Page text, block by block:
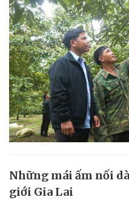
Những mái ấm nối
giới Gia Lai